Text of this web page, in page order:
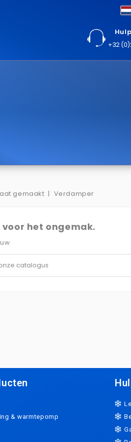
+32
gemaakt Verdamper
voor het ongemak.
& warmtepomp